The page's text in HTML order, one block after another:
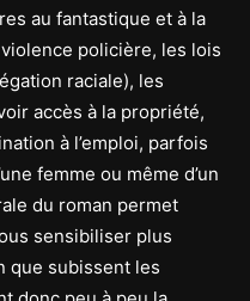
au fantastique et à la
policière, les lois
raciale), les
accès à la propriété,
à l’emploi, parfois
femme ou même d’un
du roman permet
sensibiliser plus
que subissent les